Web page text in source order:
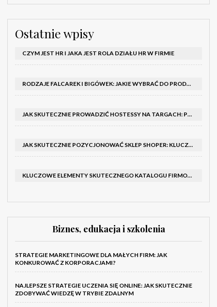
Ostatnie wpisy
CZYM JEST HR I JAKA JEST ROLA DZIAŁU HR W FIRMIE
RODZAJE FALCAREK I BIGÓWEK: JAKIE WYBRAĆ DO PRODUKCJI?
JAK SKUTECZNIE PROWADZIĆ HOSTESSY NA TARGACH: PORADNIK I SZKOLENIA
JAK SKUTECZNIE POZYCJONOWAĆ SKLEP SHOPER: KLUCZOWE KROKI I STRATEGIE
KLUCZOWE ELEMENTY SKUTECZNEGO KATALOGU FIRMOWEGO I BROSZURY
Biznes, edukacja i szkolenia
STRATEGIE MARKETINGOWE DLA MAŁYCH FIRM: JAK
KONKUROWAĆ Z KORPORACJAMI?
NAJLEPSZE STRATEGIE UCZENIA SIĘ ONLINE: JAK SKUTECZNIE
ZDOBYWAĆ WIEDZĘ W TRYBIE ZDALNYM